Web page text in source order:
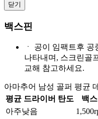
닫기
백스핀
ㆍ
공이 임팩트후 공
나타내며, 스크린골
교해 참고하세요.
아마추어 남성 골퍼 평균
평균 드라이버 탄도
백
아주낮음